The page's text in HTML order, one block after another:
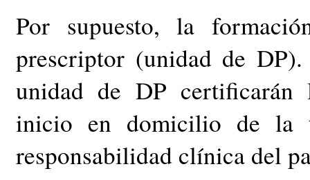
Por supuesto, la
prescriptor (unidad de
unidad de DP certificarán
inicio en domicilio de la
responsabilidad clínica del